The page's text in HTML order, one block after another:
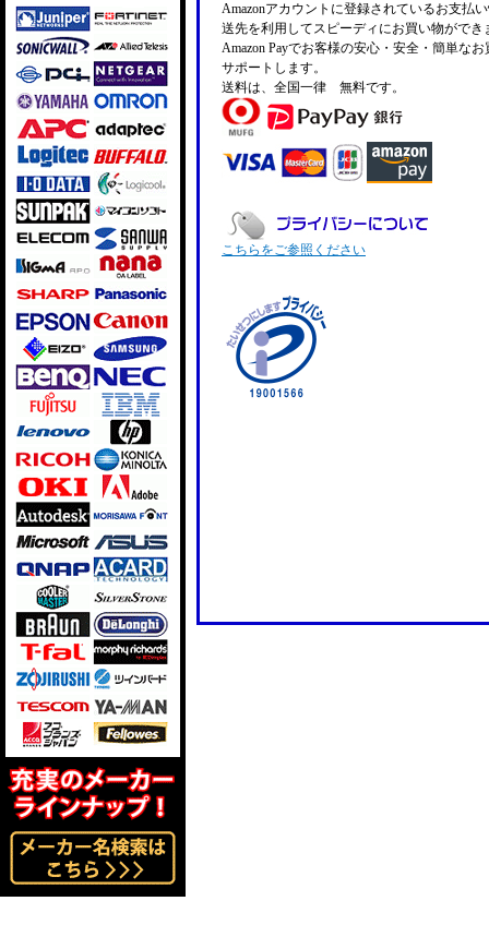
Amazonアカウントに登録されているお支払
送先を利用してスピーディにお買い物ができ
Amazon Payでお客様の安心・安全・簡単な
サポートします。
送料は、全国一律 無料です。
こちらをご参照ください